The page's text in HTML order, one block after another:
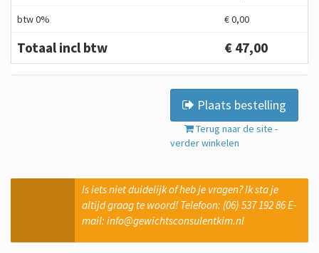
btw 0% € 0,00
Totaal incl btw € 47,00
Plaats bestelling
Terug naar de site -
verder winkelen
Is iets niet duidelijk of heb je vragen? Ik sta je
altijd graag te woord! Telefoon: (06) 537 192 86 E-
mail: info@gewichtsconsulentkim.nl